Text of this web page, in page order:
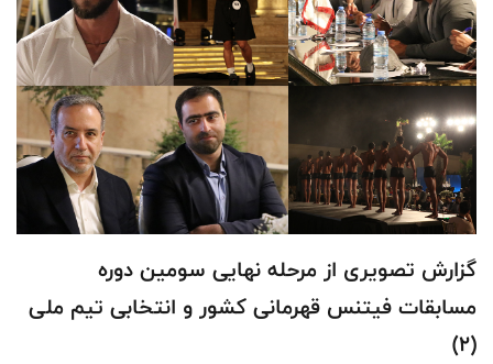
گزارش تصویری از مرحله نهایی سومين دوره
مسابقات فیتنس قهرمانی کشور و انتخابی تیم ملی
(2)